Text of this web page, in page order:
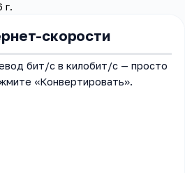
г.
скорости
бит/с в килобит/с — просто
«Конвертировать».